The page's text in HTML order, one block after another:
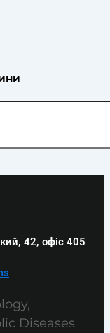
42, офіс 405
Diseases